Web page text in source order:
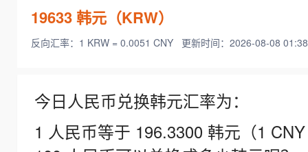
19633韩元（KRW）
反向汇率：1 KRW = 0.0051 CNY 更新时间：2026-08-08
今日人民币兑换韩元汇率为：
1 人民币等于 196.3300 韩元（1